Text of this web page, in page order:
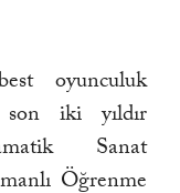
oyunculuk
son iki yıldır
Sanat
Öğrenme